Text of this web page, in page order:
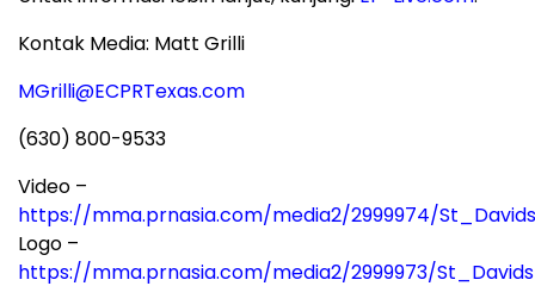
Kontak Media: Matt Grilli
MGrilli@ECPRTexas.com
(630) 800-9533
Video –
https://mma.prnasia.com/media2/2999974/
Logo –
https://mma.prnasia.com/media2/2999973/